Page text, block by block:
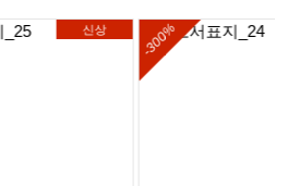
신상
-300%